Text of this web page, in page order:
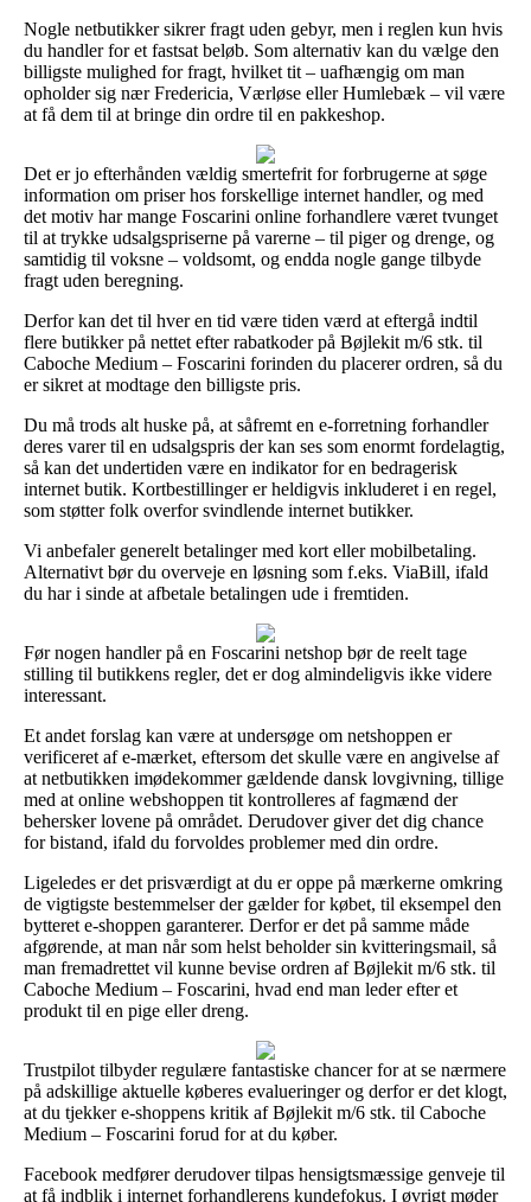
Nogle netbutikker sikrer fragt uden gebyr, men i reglen kun hvis
du handler for et fastsat beløb. Som alternativ kan du vælge den
billigste mulighed for fragt, hvilket tit – uafhængig om man
opholder sig nær Fredericia, Værløse eller Humlebæk – vil være
at få dem til at bringe din ordre til en pakkeshop.
Det er jo efterhånden vældig smertefrit for forbrugerne at søge
information om priser hos forskellige internet handler, og med
det motiv har mange Foscarini online forhandlere været tvunget
til at trykke udsalgspriserne på varerne – til piger og drenge, og
samtidig til voksne – voldsomt, og endda nogle gange tilbyde
fragt uden beregning.
Derfor kan det til hver en tid være tiden værd at eftergå indtil
flere butikker på nettet efter rabatkoder på Bøjlekit m/6 stk. til
Caboche Medium – Foscarini forinden du placerer ordren, så du
er sikret at modtage den billigste pris.
Du må trods alt huske på, at såfremt en e-forretning forhandler
deres varer til en udsalgspris der kan ses som enormt fordelagtig,
så kan det undertiden være en indikator for en bedragerisk
internet butik. Kortbestillinger er heldigvis inkluderet i en regel,
som støtter folk overfor svindlende internet butikker.
Vi anbefaler generelt betalinger med kort eller mobilbetaling.
Alternativt bør du overveje en løsning som f.eks. ViaBill, ifald
du har i sinde at afbetale betalingen ude i fremtiden.
Før nogen handler på en Foscarini netshop bør de reelt tage
stilling til butikkens regler, det er dog almindeligvis ikke videre
interessant.
Et andet forslag kan være at undersøge om netshoppen er
verificeret af e-mærket, eftersom det skulle være en angivelse af
at netbutikken imødekommer gældende dansk lovgivning, tillige
med at online webshoppen tit kontrolleres af fagmænd der
behersker lovene på området. Derudover giver det dig chance
for bistand, ifald du forvoldes problemer med din ordre.
Ligeledes er det prisværdigt at du er oppe på mærkerne omkring
de vigtigste bestemmelser der gælder for købet, til eksempel den
bytteret e-shoppen garanterer. Derfor er det på samme måde
afgørende, at man når som helst beholder sin kvitteringsmail, så
man fremadrettet vil kunne bevise ordren af Bøjlekit m/6 stk. til
Caboche Medium – Foscarini, hvad end man leder efter et
produkt til en pige eller dreng.
Trustpilot tilbyder regulære fantastiske chancer for at se nærmere
på adskillige aktuelle køberes evalueringer og derfor er det klogt,
at du tjekker e-shoppens kritik af Bøjlekit m/6 stk. til Caboche
Medium – Foscarini forud for at du køber.
Facebook medfører derudover tilpas hensigtsmæssige genveje til
at få indblik i internet forhandlerens kundefokus. I øvrigt møder